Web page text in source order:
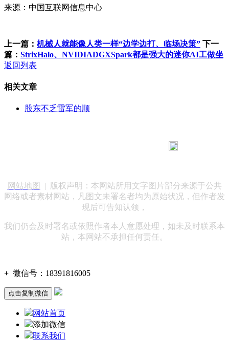
来源：中国互联网信息中心
上一篇： 机械人就能像人类一样“边学边打、临场决策” 下一
篇： StrixHalo、NVIDIADGXSpark都是强大的迷你AI工做坐
返回列表
相关文章
股东不乏雷军的顺
网站地图
| 版权声明：本网站所用文字图片部分来源于公共
网络或者素材网站，凡图文未署名者均为原始状况，但作者发
现后可告知认领，
我们仍会及时署名或依照作者本人意愿处理，如未及时联系本
站，本网站不承担任何责任。
+ 微信号： 18391816005
点击复制微信
网站首页
添加微信
联系我们